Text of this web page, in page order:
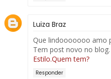
Luiza Braz
Que lindooooooo amo
Tem post novo no blog.
Estilo.Quem tem?
Responder